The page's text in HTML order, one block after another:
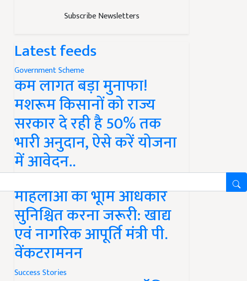
Subscribe Newsletters
Latest feeds
Government Scheme
कम लागत बड़ा मुनाफा!
मशरूम किसानों को राज्य
सरकार दे रही है 50% तक
भारी अनुदान, ऐसे करें योजना
में आवेदन..
महिलाओं को भूमि अधिकार
सुनिश्चित करना जरूरी: खाद्य
एवं नागरिक आपूर्ति मंत्री पी.
वेंकटरामनन
Success Stories